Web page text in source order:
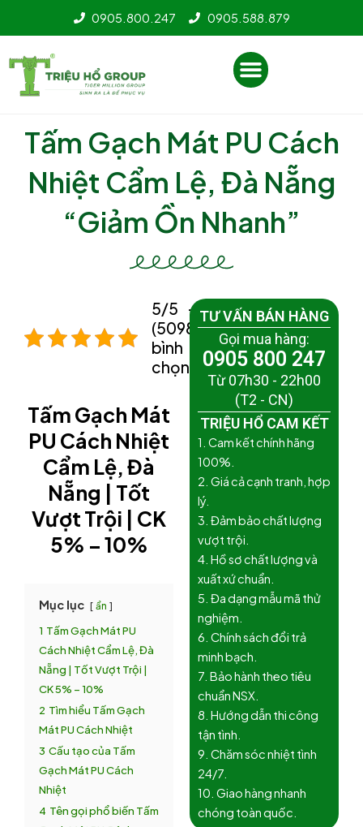
dung
0905.800.247 0905.588.879
Menu
Tấm Gạch Mát PU Cách
Nhiệt Cẩm Lệ, Đà Nẵng
“Giảm Ồn Nhanh”
5/5 -
(5098
bình
chọn)
Tấm Gạch Mát
PU Cách Nhiệt
Cẩm Lệ, Đà
Nẵng | Tốt
Vượt Trội | CK
5% – 10%
Mục lục ẩn
1 Tấm Gạch Mát PU
Cách Nhiệt Cẩm Lệ, Đà
Nẵng | Tốt Vượt Trội |
CK 5% – 10%
2 Tìm hiểu Tấm Gạch
Mát PU Cách Nhiệt
3 Cấu tạo của Tấm
Gạch Mát PU Cách
Nhiệt
4 Tên gọi phổ biến Tấm
TƯ VẤN BÁN HÀNG
Gọi mua hàng:
0905 800 247
Từ 07h30 - 22h00
(T2 - CN)
TRIỆU HỔ CAM KẾT
1. Cam kết chính hãng
100%.
2. Giá cả cạnh tranh, hợp
lý.
3. Đảm bảo chất lượng
vượt trội.
4. Hồ sơ chất lượng và
xuất xứ chuẩn.
5. Đa dạng mẫu mã thử
nghiệm.
6. Chính sách đổi trả
minh bạch.
7. Bảo hành theo tiêu
chuẩn NSX.
8. Hướng dẫn thi công
tận tình.
9. Chăm sóc nhiệt tình
24/7.
10. Giao hàng nhanh
chóng toàn quốc.